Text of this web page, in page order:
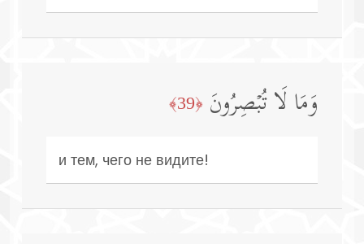
وَمَا لَا تُبۡصِرُونَ ﴿39﴾
и тем, чего не видите!